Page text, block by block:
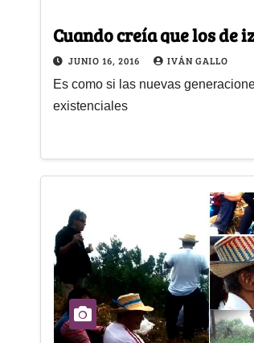
Cuando creía que los de
JUNIO 16, 2016 IVÁN GALLO
Es como si las nuevas
existenciales